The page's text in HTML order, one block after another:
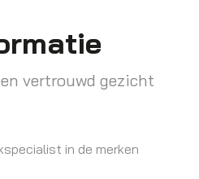
vertrouwd gezicht
in de merken